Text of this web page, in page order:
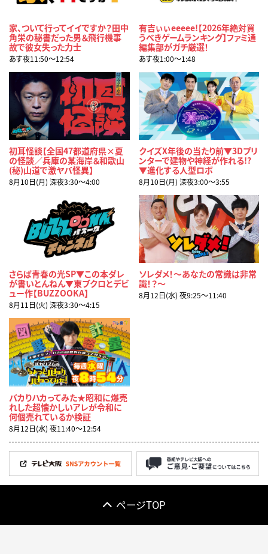
家、ついて行ってイイですか？田中
角栄の秘書だった男＆飛行機事
故で彼女失った力士
あす夜11:50〜12:54
有吉ぃぃeeeee!【2026年絶対買
うべきゲームランキング】ファミ通
編集部がガチ厳選！
あす夜1:00〜1:48
初耳怪談【全国47都道府県×夏
の怪談／兵庫の某海岸＆和歌山
(秘)山道で激ヤバ怪異】
8月10日(月) 深夜3:30〜4:00
クイズX年後の当たり前▼3Dプリ
ンターで建物や神経が作れる!?
▼進化する人型ロボ
8月10日(月) 深夜3:00〜3:55
さらば青春の光SP▼この本ダレ
が書いとんねん▼東ブクロとデビ
ュー作【BUZZOOKA】
8月11日(火) 深夜3:30〜4:15
ソレダメ！～あなたの常識は非常
識！？～
8月12日(水) 夜9:25〜11:40
バカりハカってみた★昭和に爆売
れした超懐かしいアレが令和に
何個売れているか検証
8月12日(水) 夜11:40〜12:54
ページTOP